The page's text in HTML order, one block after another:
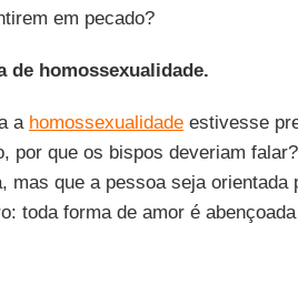
em pecado?
de homossexualidade.
a homossexualidadeestivesse
por que os bispos deveriam
que a pessoa seja orientada
toda forma de amor é